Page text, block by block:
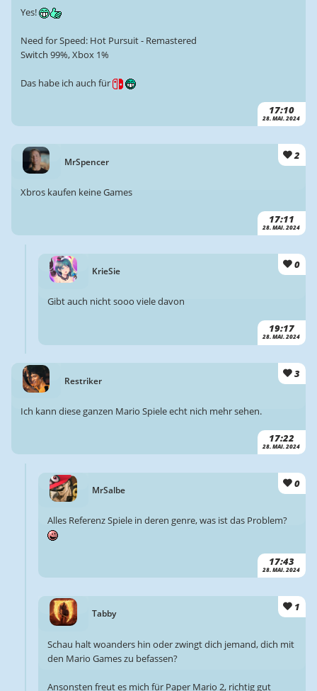
17:10
28. MAI. 2024
Yes!
Need for Speed: Hot Pursuit - Remastered
Switch 99%, Xbox 1%
Das habe ich auch für
MrSpencer
2
17:11
28. MAI. 2024
Xbros kaufen keine Games
KrieSie
0
19:17
28. MAI. 2024
Gibt auch nicht sooo viele davon
Restriker
3
17:22
28. MAI. 2024
Ich kann diese ganzen Mario Spiele echt nich mehr sehen.
MrSalbe
0
17:43
28. MAI. 2024
Alles Referenz Spiele in deren genre, was ist das Problem?
Tabby
1
Schau halt woanders hin oder zwingt dich jemand, dich mit
den Mario Games zu befassen?
Ansonsten freut es mich für Paper Mario 2, richtig gut